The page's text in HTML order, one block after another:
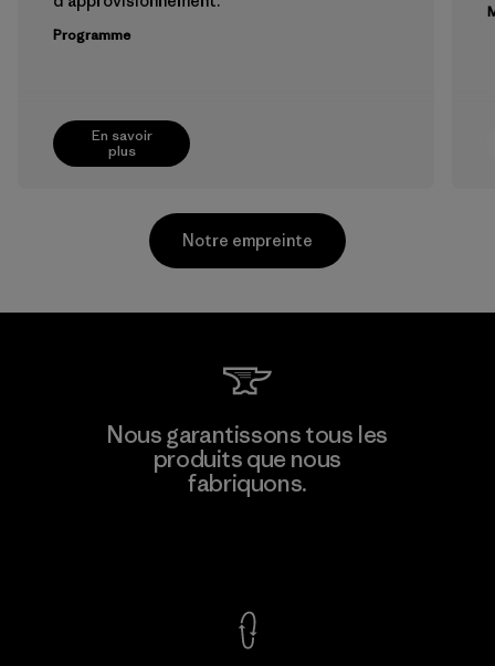
En savoir
plus
Programme
Youngone El Salvador S.A. de
Notre empreinte
Nous garantissons tous les
produits que nous
fabriquons.